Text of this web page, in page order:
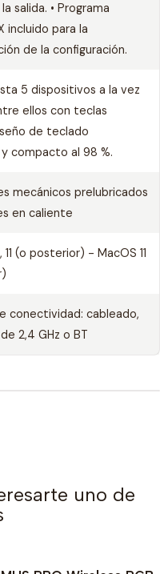
salida. • Programa
incluido para la
de la configuración.
5 dispositivos a la vez
ellos con teclas
de teclado
compacto al 98 %.
mecánicos prelubricados
en caliente
11 (o posterior) - MacOS 11
conectividad: cableado,
2,4 GHz o BT
uno de